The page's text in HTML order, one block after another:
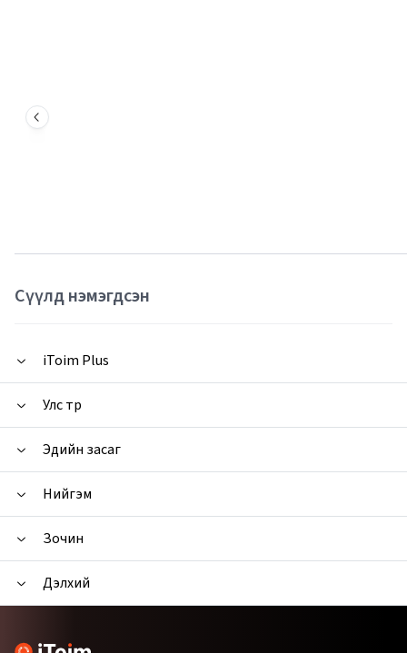
Сүүлд нэмэгдсэн
iToim Plus
Улс төр
Эдийн засаг
Нийгэм
Зочин
Дэлхий